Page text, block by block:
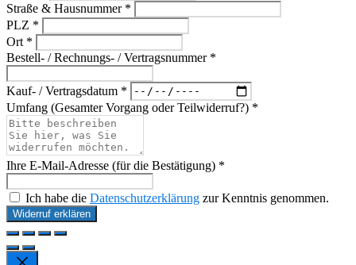
Straße & Hausnummer *
PLZ *
Ort *
Bestell- / Rechnungs- / Vertragsnummer *
Kauf- / Vertragsdatum *
Umfang (Gesamter Vorgang oder Teilwiderruf?) *
Ihre E-Mail-Adresse (für die Bestätigung) *
Ich habe die Datenschutzerklärung zur Kenntnis genommen.
Widerruf erklären